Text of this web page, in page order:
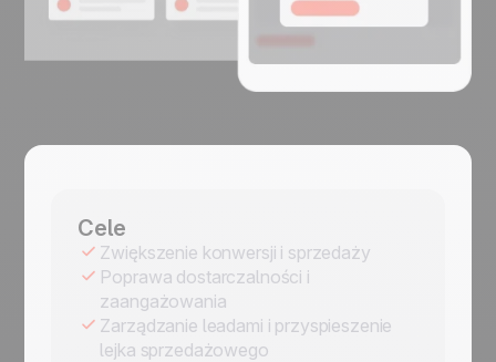
Cele
Zwiększenie konwersji i sprzedaży
Poprawa dostarczalności i
zaangażowania
Zarządzanie leadami i przyspieszenie
lejka sprzedażowego